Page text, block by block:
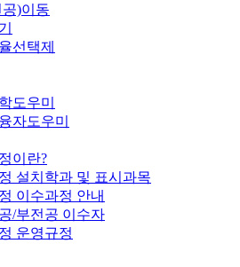
)이동
선택제
도우미
자도우미
이란?
설치학과 및 표시과목
이수과정 안내
/부전공 이수자
운영규정